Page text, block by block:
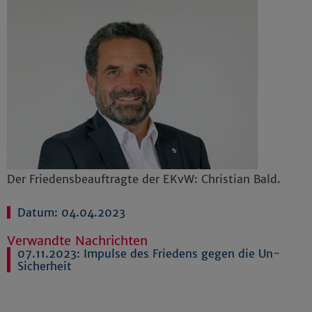
Der Friedensbeauftragte der EKvW: Christian Bald.
Datum: 04.04.2023
Verwandte Nachrichten
07.11.2023: Impulse des Friedens gegen die Un-
Sicherheit